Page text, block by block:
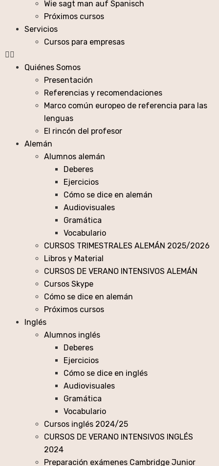
Wie sagt man auf Spanisch
Próximos cursos
Servicios
Cursos para empresas
Quiénes Somos
Presentación
Referencias y recomendaciones
Marco común europeo de referencia para las
lenguas
El rincón del profesor
Alemán
Alumnos alemán
Deberes
Ejercicios
Cómo se dice en alemán
Audiovisuales
Gramática
Vocabulario
CURSOS TRIMESTRALES ALEMÁN 2025/2026
Libros y Material
CURSOS DE VERANO INTENSIVOS ALEMÁN
Cursos Skype
Cómo se dice en alemán
Próximos cursos
Inglés
Alumnos inglés
Deberes
Ejercicios
Cómo se dice en inglés
Audiovisuales
Gramática
Vocabulario
Cursos inglés 2024/25
CURSOS DE VERANO INTENSIVOS INGLÉS
2024
Preparación exámenes Cambridge Junior